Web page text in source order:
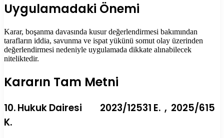
Uygulamadaki Önemi
Karar, boşanma davasında kusur değerlendirmesi bakımından
tarafların iddia, savunma ve ispat yükünü somut olay üzerinden
değerlendirmesi nedeniyle uygulamada dikkate alınabilecek
niteliktedir.
Kararın Tam Metni
10. Hukuk Dairesi 2023/12531 E. , 2025/615
K.